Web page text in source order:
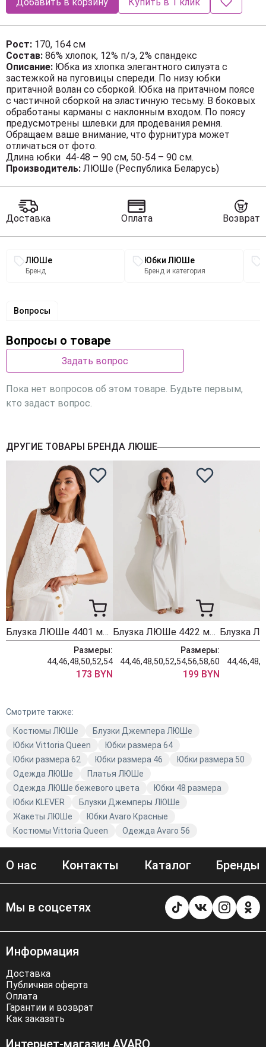
Рост: 170, 164 см
Состав: 86% хлопок, 12% п/э, 2% спандекс
Описание: Юбка из хлопка элегантного силуэта с
застежкой на пуговицы спереди. По низу юбки
притачной волан со сборкой. Юбка на притачном поясе
с частичной сборкой на эластичную тесьму. В боковых
обработаны карманы с наклонным входом. По поясу
предусмотрены шлевки для продевания ремня.
Обращаем ваше внимание, что фурнитура может
отличаться от фото.
Длина юбки 44-48 – 90 см, 50-54 – 90 см.
Производитель: ЛЮШе (Республика Беларусь)
Доставка Оплата Возврат
Связанные разделы каталога
ЛЮШе
Бренд
Юбки ЛЮШе
Бренд и категория
Вопросы
Вопросы о товаре
Задать вопрос
Пока нет вопросов об этом товаре. Будьте первым,
кто задаст вопрос.
ДРУГИЕ ТОВАРЫ БРЕНДА ЛЮШЕ
Блузка ЛЮШе 4401 молочный
Размеры:
44,46,48,50,52,54
173 BYN
Блузка ЛЮШе 4422 молочный
Размеры:
44,46,48,50,52,54,56,58,60
199 BYN
Смотрите также:
Костюмы ЛЮШе
Блузки Джемпера ЛЮШе
Юбки Vittoria Queen
Юбки размера 64
Юбки размера 62
Юбки размера 46
Юбки размера 50
Одежда ЛЮШе
Платья ЛЮШе
Одежда ЛЮШе бежевого цвета
Юбки 48 размера
Юбки KLEVER
Блузки Джемперы ЛЮШе
Жакеты ЛЮШе
Юбки Avaro Красные
Костюмы Vittoria Queen
Одежда Avaro 56
О нас Контакты Каталог Бренды
Мы в соцсетях
Информация
Доставка
Публичная оферта
Оплата
Гарантии и возврат
Как заказать